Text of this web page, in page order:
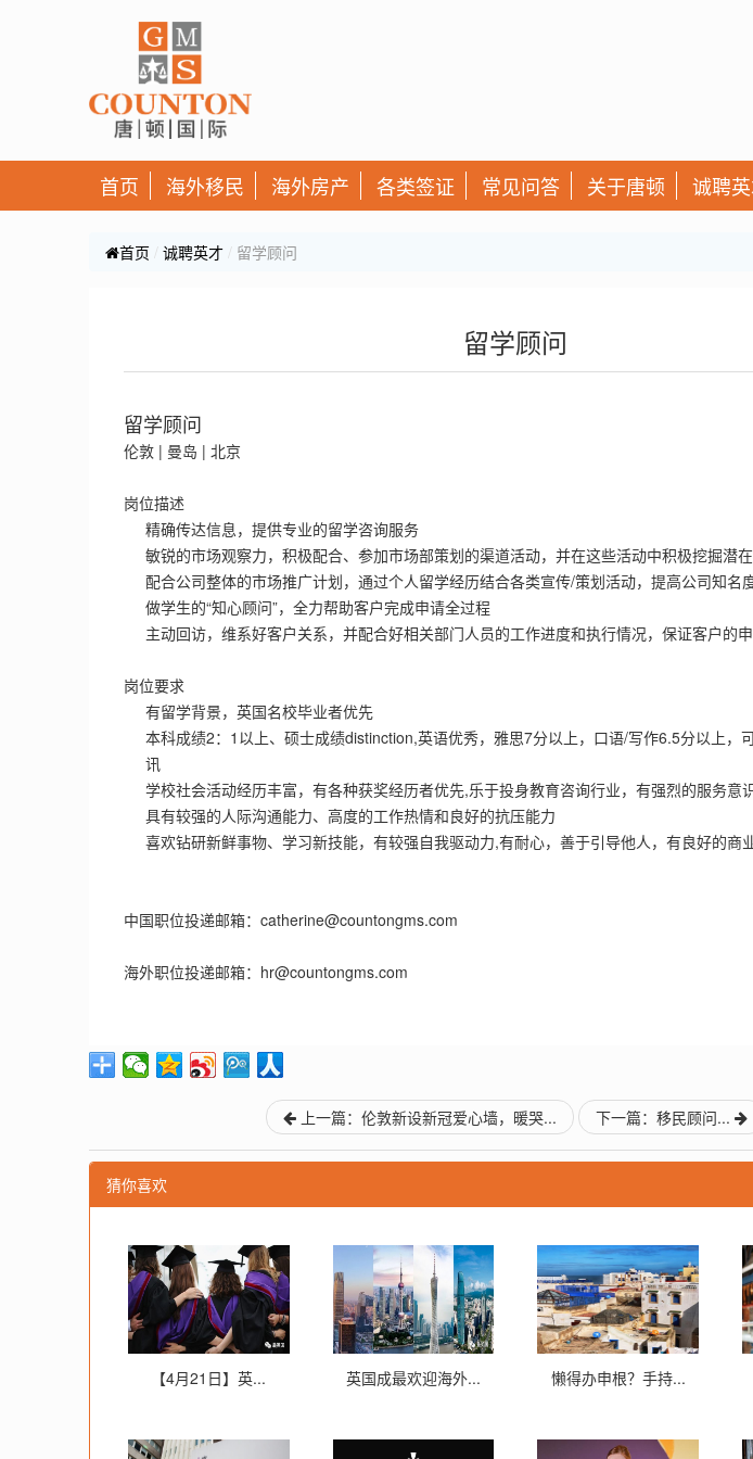
首页 海外移民 海外房产 各类签证 常见问答 关于唐顿 诚聘
首页 诚聘英才 留学顾问
留学顾问
留学顾问
伦敦 | 曼岛 | 北京
岗位描述
精确传达信息，提供专业的留学咨询服务
敏锐的市场观察力，积极配合、参加市场部策划的渠道活动，并在这些活动中积极挖掘潜
配合公司整体的市场推广计划，通过个人留学经历结合各类宣传/策划活动，提高公司知名
做学生的“知心顾问”，全力帮助客户完成申请全过程
主动回访，维系好客户关系，并配合好相关部门人员的工作进度和执行情况，保证客户的
岗位要求
有留学背景，英国名校毕业者优先
本科成绩2：1以上、硕士成绩distinction,英语优秀，雅思7分以上，口语/写作6.5分以上，
讯
学校社会活动经历丰富，有各种获奖经历者优先,乐于投身教育咨询行业，有强烈的服务意
具有较强的人际沟通能力、高度的工作热情和良好的抗压能力
喜欢钻研新鲜事物、学习新技能，有较强自我驱动力,有耐心，善于引导他人，有良好的商
中国职位投递邮箱：catherine@countongms.com
海外职位投递邮箱：hr@countongms.com
上一篇：伦敦新设新冠爱心墙，暖哭... 下一篇：移民顾问...
猜你喜欢
【4月21日】英... 英国成最欢迎海外... 懒得办申根？手持...